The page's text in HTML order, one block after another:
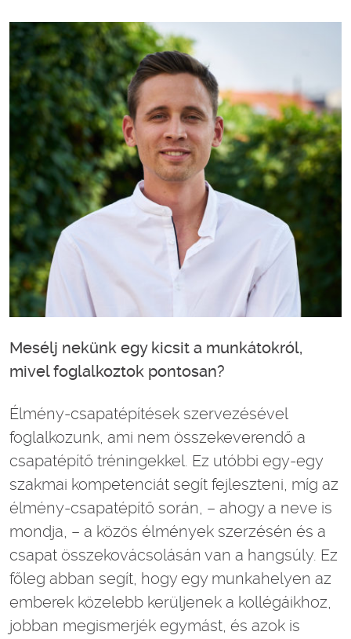
Mesélj nekünk egy kicsit a munkátokról,
mivel foglalkoztok pontosan?
Élmény-csapatépítések szervezésével
foglalkozunk, ami nem összekeverendő a
csapatépítő tréningekkel. Ez utóbbi egy-egy
szakmai kompetenciát segít fejleszteni, míg az
élmény-csapatépítő során, – ahogy a neve is
mondja, – a közös élmények szerzésén és a
csapat összekovácsolásán van a hangsúly. Ez
főleg abban segít, hogy egy munkahelyen az
emberek közelebb kerüljenek a kollégáikhoz,
jobban megismerjék egymást, és azok is